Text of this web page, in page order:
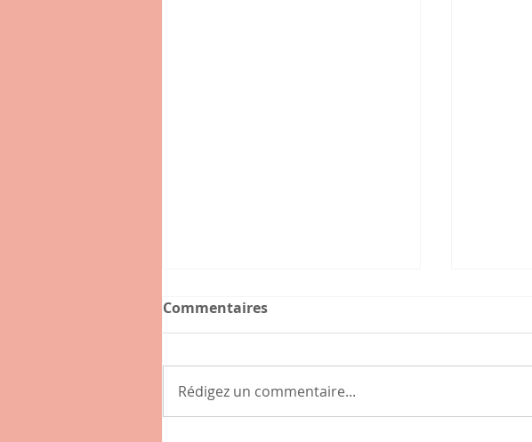
Commentaires
Rédigez un commentaire...